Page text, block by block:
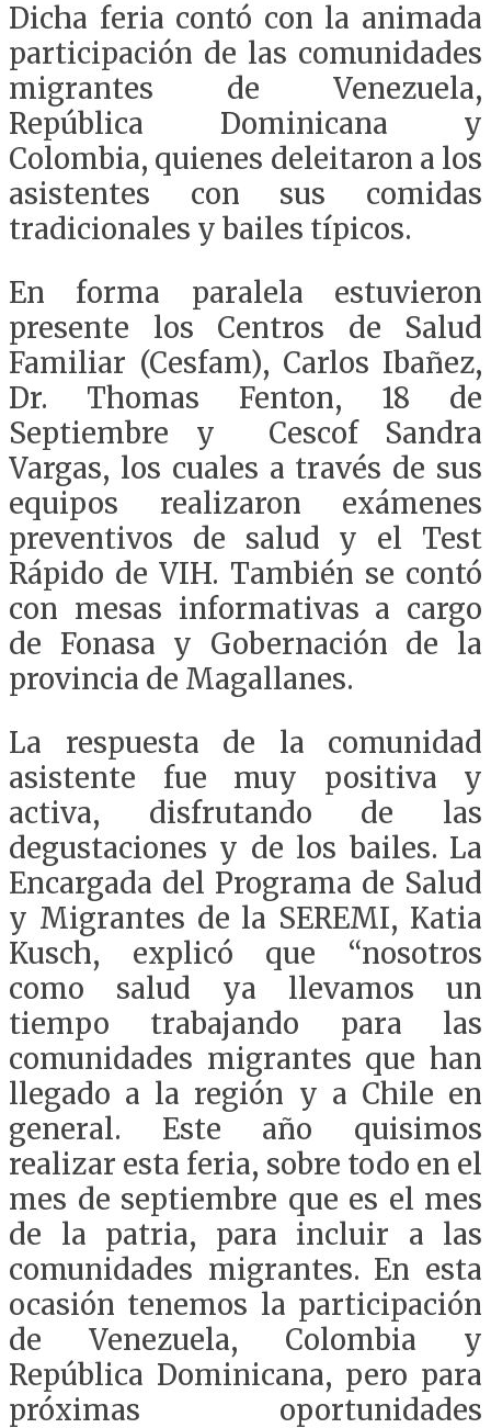
Dicha feria contó con la animada
participación de las comunidades
migrantes de Venezuela,
República Dominicana y
Colombia, quienes deleitaron a los
asistentes con sus comidas
tradicionales y bailes típicos.
En forma paralela estuvieron
presente los Centros de Salud
Familiar (Cesfam), Carlos Ibañez,
Dr. Thomas Fenton, 18 de
Septiembre y Cescof Sandra
Vargas, los cuales a través de sus
equipos realizaron exámenes
preventivos de salud y el Test
Rápido de VIH. También se contó
con mesas informativas a cargo
de Fonasa y Gobernación de la
provincia de Magallanes.
La respuesta de la comunidad
asistente fue muy positiva y
activa, disfrutando de las
degustaciones y de los bailes. La
Encargada del Programa de Salud
y Migrantes de la SEREMI, Katia
Kusch, explicó que “nosotros
como salud ya llevamos un
tiempo trabajando para las
comunidades migrantes que han
llegado a la región y a Chile en
general. Este año quisimos
realizar esta feria, sobre todo en el
mes de septiembre que es el mes
de la patria, para incluir a las
comunidades migrantes. En esta
ocasión tenemos la participación
de Venezuela, Colombia y
República Dominicana, pero para
próximas oportunidades